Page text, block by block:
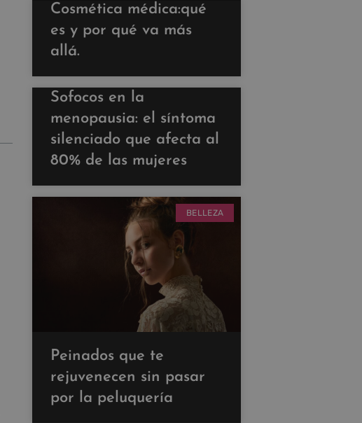
Cosmética médica:qué
es y por qué va más
allá.
Sofocos en la
menopausia: el síntoma
silenciado que afecta al
80% de las mujeres
BELLEZA
Peinados que te
rejuvenecen sin pasar
por la peluquería